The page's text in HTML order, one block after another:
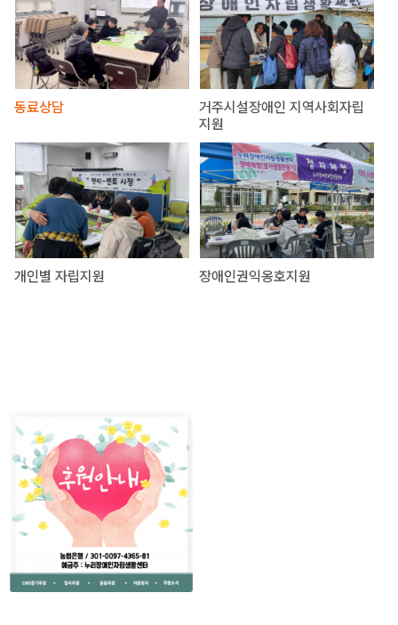
동료상담
거주시설장애인 지역사회자립
지원
개인별 자립지원 장애인권익옹호지원